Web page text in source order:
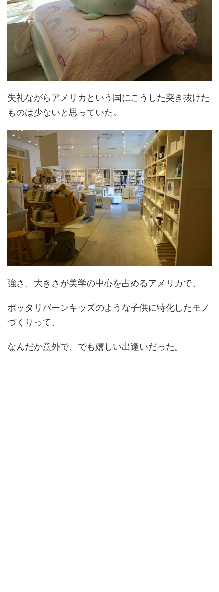
失礼ながらアメリカという国にこうした突き抜けた
ものは少ないと思っていた。
強さ、大きさが美学の中心を占めるアメリカで、
ポッタリバーンキッズのような子供に特化したモノ
づくりって、
なんだか意外で、でも嬉しい出逢いだった。